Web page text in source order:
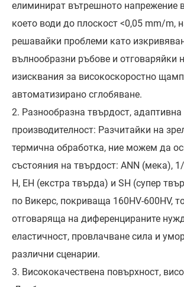
елиминират вътрешното напрежение
което води до плоскост <0,05 mm/m,
решавайки проблеми като
вълнообразни ръбове и отговаряйки
изисквания за високоскоростно
автоматизирано сглобяване.
2. Разнообразна твърдост, адаптивна
производителност: Разчитайки на
термична обработка, ние можем да
състояния на твърдост: ANN (мека),
H, EH (екстра твърда) и SH (супер
по Викерс, покриваща 160HV-600HV,
отговаряща на диференцираните
еластичност, провлачване сила и
различни сценарии.
3. Висококачествена повърхност,